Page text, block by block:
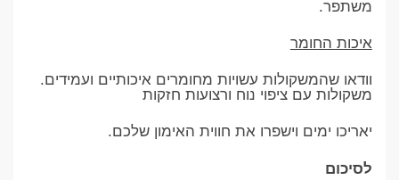
משתפר.
איכות החומר
וודאו שהמשקולות עשויות מחומרים איכותיים ועמידים.
משקולות עם ציפוי נוח ורצועות חזקות
יאריכו ימים וישפרו את חווית האימון שלכם.
לסיכום